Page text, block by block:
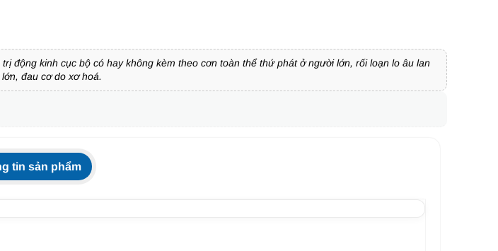
động kinh cục bộ có hay không kèm theo cơn toàn thể thứ phát ở người lớn, rối loạn lo âu lan
đau cơ do xơ hoá.
tin sản phẩm